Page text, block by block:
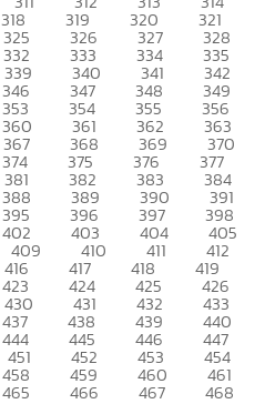
318 319 320 321
325 326 327 328
332 333 334 335
339 340 341 342
346 347 348 349
353 354 355 356
360 361 362 363
367 368 369 370
374 375 376 377
381 382 383 384
388 389 390 391
395 396 397 398
402 403 404 405
409 410 411 412
416 417 418 419
423 424 425 426
430 431 432 433
437 438 439 440
444 445 446 447
451 452 453 454
458 459 460 461
465 466 467 468